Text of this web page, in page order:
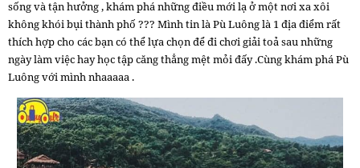
sống và tận hưởng , khám phá những điều mới lạ ở một nơi xa xôi
không khói bụi thành phố ??? Mình tin là Pù Luông là 1 địa điểm rất
thích hợp cho các bạn có thể lựa chọn để đi chơi giải toả sau những
ngày làm việc hay học tập căng thẳng mệt mỏi đấy .Cùng khám phá Pù
Luông với mình nhaaaaa .